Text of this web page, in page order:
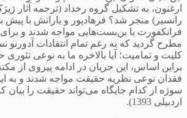
ارغنون، به تشکیل گروه رخداد (ترجمه آثار
رانسیر) منجر شد؟ فرهادپور و یارانش با
فرانکفورت با بن‌بست‌هایی مواجه شدند و
مطرح گردید که به رغم تمام انتقادات
کلیت و تمامیت؛ آیا بالاخره ما به نوعی تئوری
براین اساس، این جریان در ادامه پیروی از
فقدان نوعی نظریه حقیقت مواجه شدند و به
سوژه از کدام جایگاه می‌تواند حقیقت را بیان
اردبیلی 1393).